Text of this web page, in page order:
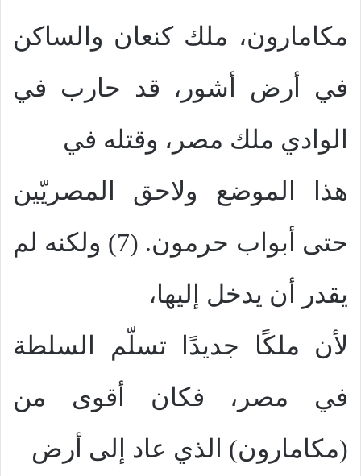
مكامارون، ملك كنعان والساكن
في أرض أشور، قد حارب في
الوادي ملك مصر، وقتله في
هذا الموضع ولاحق المصريّين
حتى أبواب حرمون. (7) ولكنه لم
يقدر أن يدخل إليها،
لأن ملكًا جديدًا تسلّم السلطة
في مصر، فكان أقوى من
(مكامارون) الذي عاد إلى أرض